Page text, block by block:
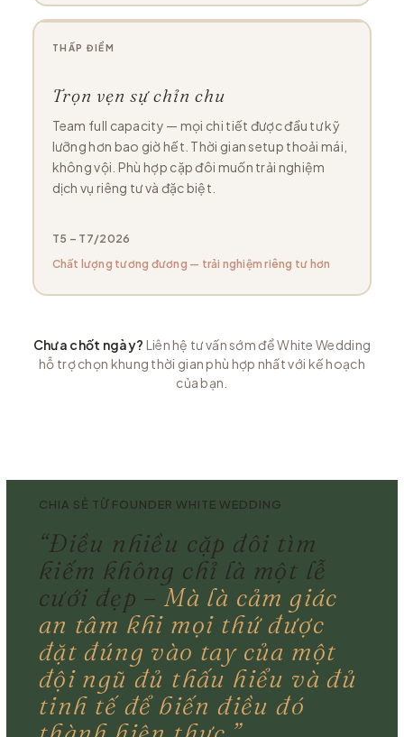
THẤP ĐIỂM
Trọn vẹn sự chỉn chu
Team full capacity — mọi chi tiết được đầu tư kỹ
lưỡng hơn bao giờ hết. Thời gian setup thoải mái,
không vội. Phù hợp cặp đôi muốn trải nghiệm
dịch vụ riêng tư và đặc biệt.
T5 – T7/2026
Chất lượng tương đương — trải nghiệm riêng tư hơn
Chưa chốt ngày? Liên hệ tư vấn sớm để White Wedding
hỗ trợ chọn khung thời gian phù hợp nhất với kế hoạch
của bạn.
CHIA SẺ TỪ FOUNDER WHITE WEDDING
“Điều nhiều cặp đôi tìm
kiếm không chỉ là một lễ
cưới đẹp –Mà là cảm giác
an tâm khi mọi thứ được
đặt đúng vào tay của một
đội ngũ đủ thấu hiểu và đủ
tinh tế để biến điều đó